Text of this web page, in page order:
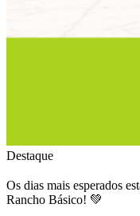
Destaque
Os dias mais esperados
Rancho Básico! 💚